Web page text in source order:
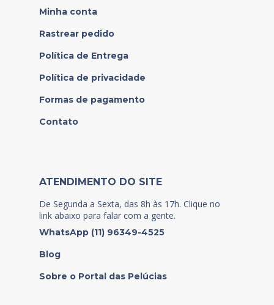
Minha conta
Rastrear pedido
Política de Entrega
Política de privacidade
Formas de pagamento
Contato
ATENDIMENTO DO SITE
De Segunda a Sexta, das 8h às 17h. Clique no
link abaixo para falar com a gente.
WhatsApp (11) 96349-4525
Blog
Sobre o Portal das Pelúcias